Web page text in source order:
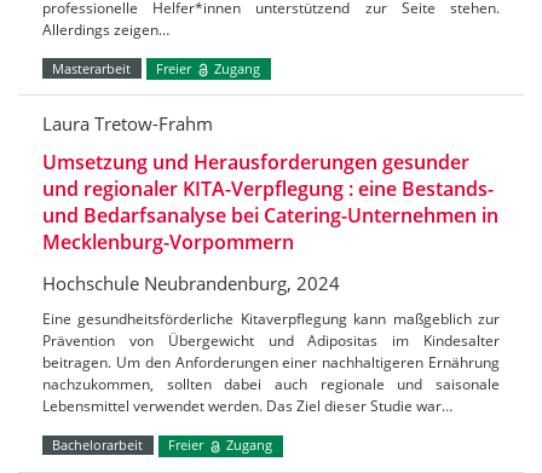
professionelle Helfer*innen unterstützend zur Seite stehen.
Allerdings zeigen…
Masterarbeit Freier Zugang
Laura Tretow-Frahm
Umsetzung und Herausforderungen gesunder
und regionaler KITA-Verpflegung : eine Bestands-
und Bedarfsanalyse bei Catering-Unternehmen in
Mecklenburg-Vorpommern
Hochschule Neubrandenburg, 2024
Eine gesundheitsförderliche Kitaverpflegung kann maßgeblich zur
Prävention von Übergewicht und Adipositas im Kindesalter
beitragen. Um den Anforderungen einer nachhaltigeren Ernährung
nachzukommen, sollten dabei auch regionale und saisonale
Lebensmittel verwendet werden. Das Ziel dieser Studie war…
Bachelorarbeit Freier Zugang